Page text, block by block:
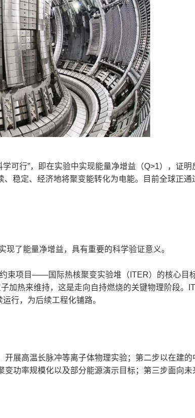
可行”，即在实验中实现能量净增益（Q>1），证明
稳定、经济地将聚变能转化为电能。目前全球正通
了能量净增益，具有重要的科学验证意义。
束项目——国际热核聚变实验堆（ITER）的核心目
加热来维持，这是走向自持燃烧的关键物理阶段。
行，为后续工程化铺路。
展高温长脉冲等离子体物理实验；第二步以在建的
功率规模化以及部分能源演示目标；第三步面向未